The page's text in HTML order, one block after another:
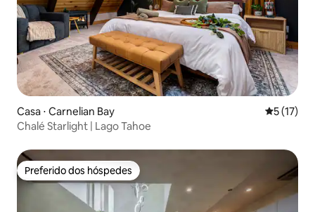
Casa ⋅ Carnelian Bay 5 de uma
5 (17)
Chalé Starlight | Lago Tahoe
Preferido dos hóspedes
Preferido dos hóspedes